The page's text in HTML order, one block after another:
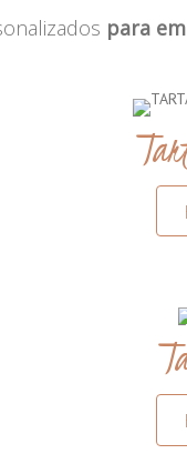
para